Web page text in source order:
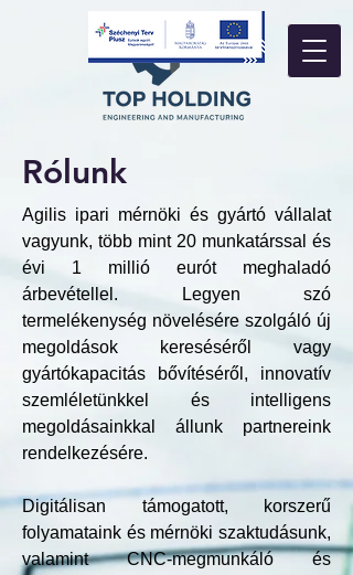
Rólunk
Agilis ipari mérnöki és gyártó vállalat
vagyunk, több mint 20 munkatárssal és
évi 1 millió eurót meghaladó
árbevétellel. Legyen szó
termelékenység növelésére szolgáló új
megoldások kereséséről vagy
gyártókapacitás bővítéséről, innovatív
szemléletünkkel és intelligens
megoldásainkkal állunk partnereink
rendelkezésére.
Digitálisan támogatott, korszerű
folyamataink és mérnöki szaktudásunk,
valamint CNC-megmunkáló és